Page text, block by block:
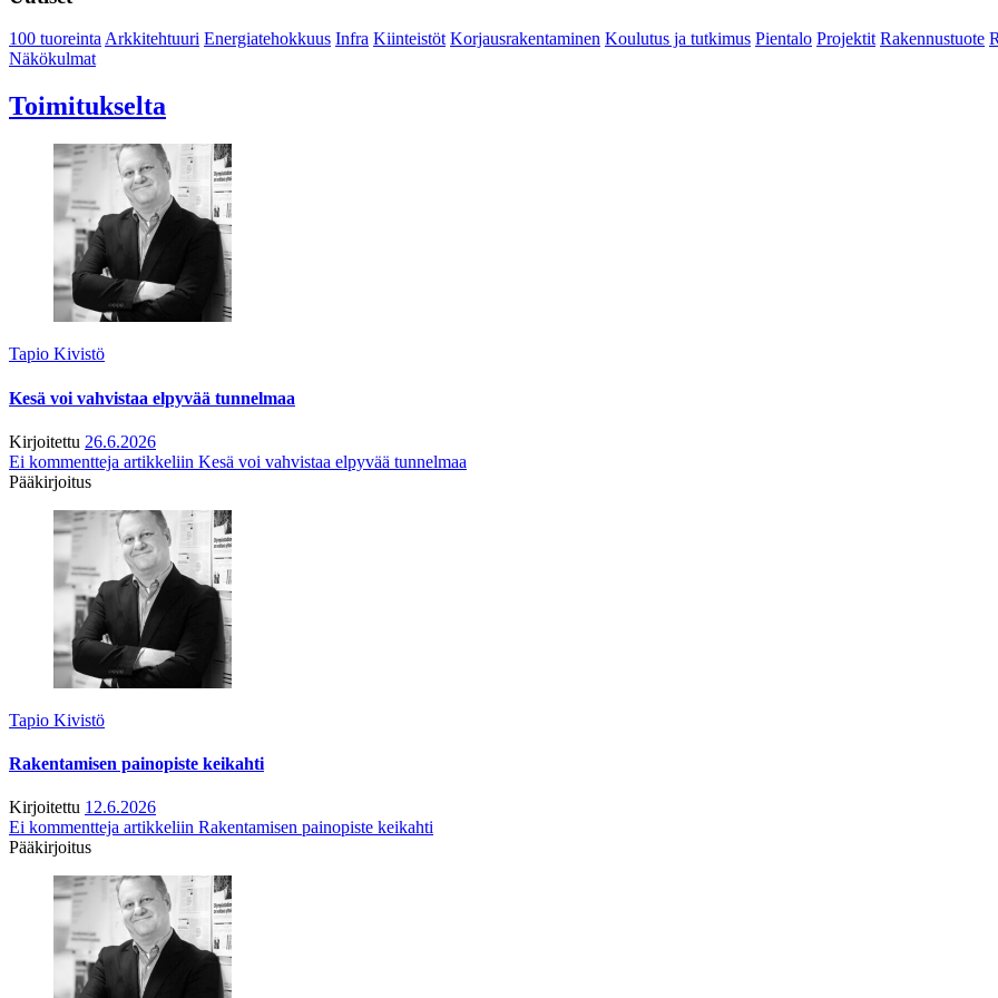
100 tuoreintaArkkitehtuuri Energiatehokkuus Infra Kiinteistöt Korjausrakentaminen Koulutus ja tutkimus Pientalo Projektit Rakennustuote
Näkökulmat
Toimitukselta
Tapio Kivistö
Kesä voi vahvistaa elpyvää tunnelmaa
Kirjoitettu 26.6.2026
Ei kommentteja artikkeliin Kesä voi vahvistaa elpyvää tunnelmaa
Pääkirjoitus
Tapio Kivistö
Rakentamisen painopiste keikahti
Kirjoitettu 12.6.2026
Ei kommentteja artikkeliin Rakentamisen painopiste keikahti
Pääkirjoitus